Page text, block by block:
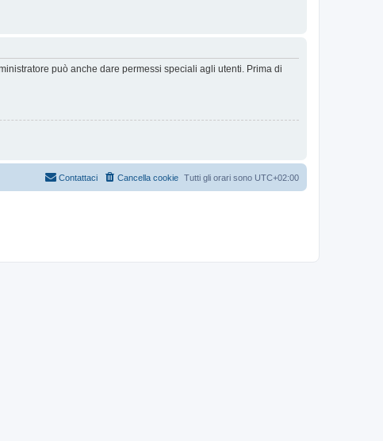
può anche dare permessi speciali agli utenti. Prima di
Tutti gli orari sono UTC+02:00
Cancella cookie
Contattaci